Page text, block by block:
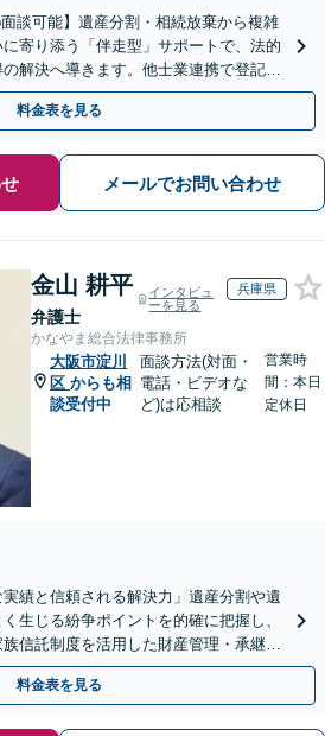
面談可能】遺産分割・相続放棄から複雑
寄り添う「伴走型」サポートで、法的
解決へ導きます。他士業連携で登記ト
軽にお話しください。
料金表を見る
メールでお問い合わせ
金山 耕平
弁護士
インタビュ
ーを見る
兵庫県
かなやま総合法律事務所
大阪市淀川
区 からも相
談受付中
面談方法(対面・
電話・ビデオな
ど)は応相談
営業時
間：本日
定休日
実績と信頼される解決力」遺産分割や遺
生じる紛争ポイントを的確に把握し、
信託制度を活用した財産管理・承継プ
を託す円滑な事業承継」
料金表を見る